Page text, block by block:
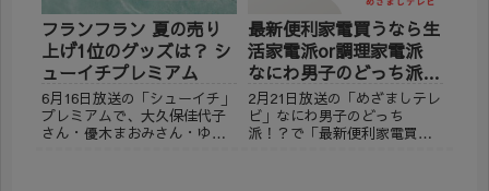
フランフラン 夏の売り
上げ1位のグッズは？ シ
ューイチプレミアム
6月16日放送の「シューイチ」
プレミアムで、大久保佳代子
さん・優木まおみさん・ゆめ
最新便利家電買うなら生
活家電派or調理家電派
なにわ男子のどっち派
めざましテレビ
2月21日放送の「めざましテレ
ビ」なにわ男子のどっち
派！？で「最新便利家電買う